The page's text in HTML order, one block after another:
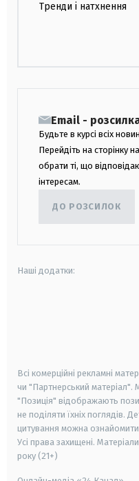
Тренди і натхнення
Email -
Будьте в курсі всіх
Перейдіть на сторінку
обрати ті, що
інтересам.
ДО РОЗСИЛОК
Наші додатки:
Всі комерційні рекламні
чи "Партнерський матеріал".
"Позиція" відображають
не поділяти їхніх поглядів.
цитування можна
Усі права захищені.
року (21+)